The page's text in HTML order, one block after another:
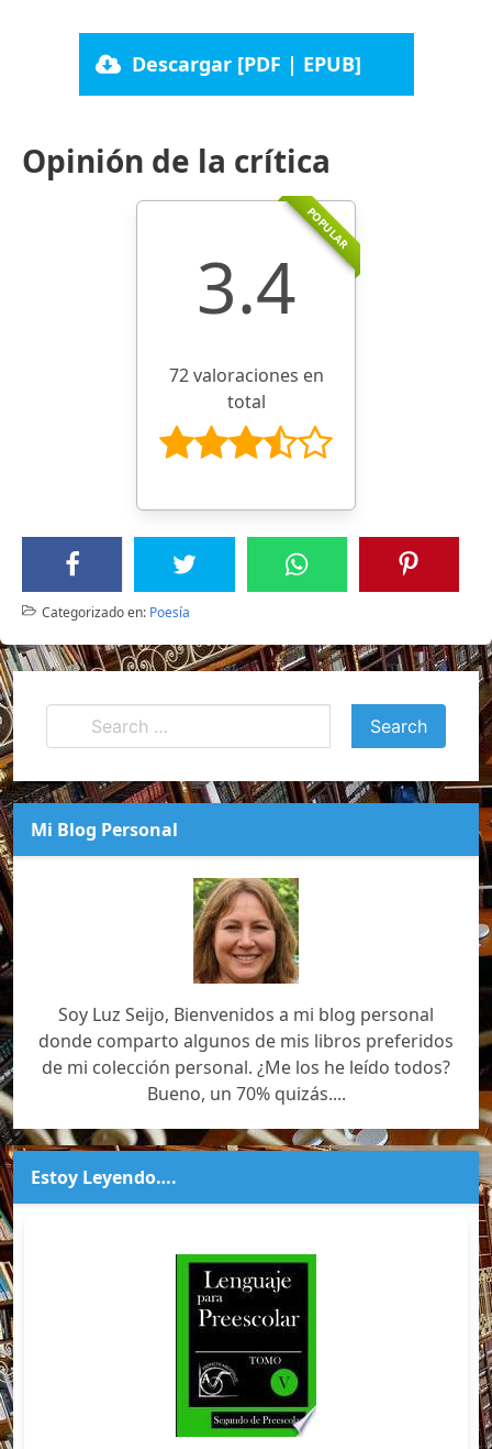
Descargar [PDF | EPUB]
Opinión de la crítica
POPULAR
3.4
72 valoraciones en
total
Categorizado en: Poesía
Mi Blog Personal
Soy Luz Seijo, Bienvenidos a mi blog personal
donde comparto algunos de mis libros preferidos
de mi colección personal. ¿Me los he leído todos?
Bueno, un 70% quizás....
Estoy Leyendo….